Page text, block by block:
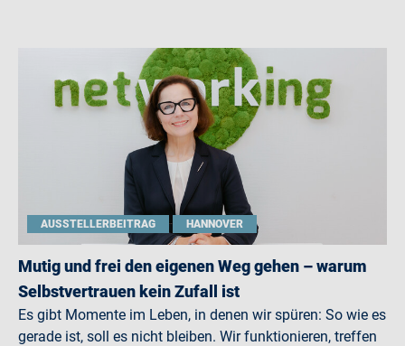
AUSSTELLERBEITRAG HANNOVER
Mutig und frei den eigenen Weg gehen – warum
Selbstvertrauen kein Zufall ist
Es gibt Momente im Leben, in denen wir spüren: So wie es
gerade ist, soll es nicht bleiben. Wir funktionieren, treffen